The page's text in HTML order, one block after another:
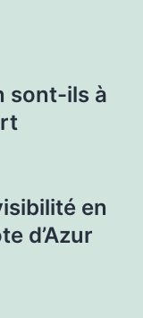
sont-ils à
en
d’Azur